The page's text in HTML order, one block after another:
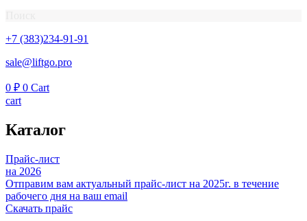
+7 (383)234-91-91
sale@liftgo.pro
0 ₽ 0 Cart
cart
Каталог
Прайс-лист
на 2026
Отправим вам актуальный прайс-лист на 2025г. в течение
рабочего дня на ваш email
Скачать прайс